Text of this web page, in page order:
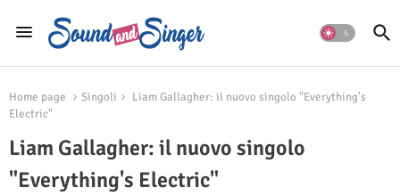
Home page Singoli
Liam Gallagher: il nuovo singolo "Everything's
Electric"
Liam Gallagher: il nuovo singolo
"Everything's Electric"